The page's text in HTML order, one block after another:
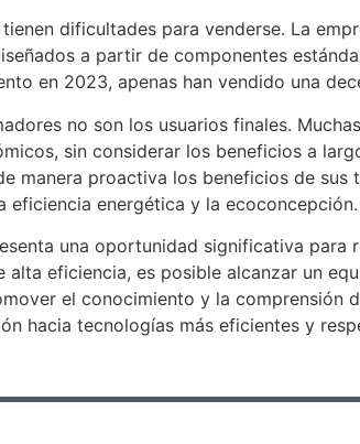
dificultades para venderse. La
a partir de componentes
en 2023, apenas han vendido una
no son los usuarios finales.
sin considerar los beneficios a
manera proactiva los beneficios de
energética y la ecoconcepción.
una oportunidad significativa para
eficiencia, es posible alcanzar un
el conocimiento y la comprensión
hacia tecnologías más eficientes y